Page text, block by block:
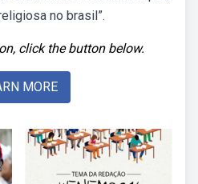
no brasil”.
click the button below.
MORE